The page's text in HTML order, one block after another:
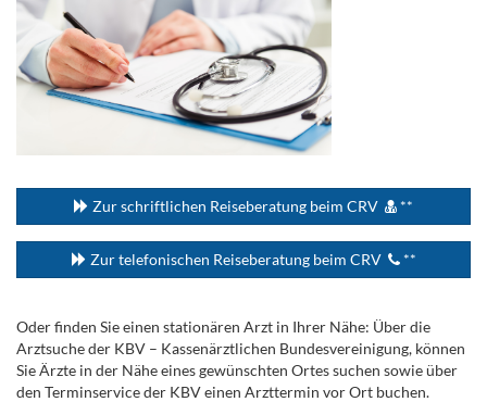
Zur schriftlichen Reiseberatung beim CRV **
Zur telefonischen Reiseberatung beim CRV **
Oder finden Sie einen stationären Arzt in Ihrer Nähe: Über die
Arztsuche der KBV – Kassenärztlichen Bundesvereinigung, können
Sie Ärzte in der Nähe eines gewünschten Ortes suchen sowie über
den Terminservice der KBV einen Arzttermin vor Ort buchen.